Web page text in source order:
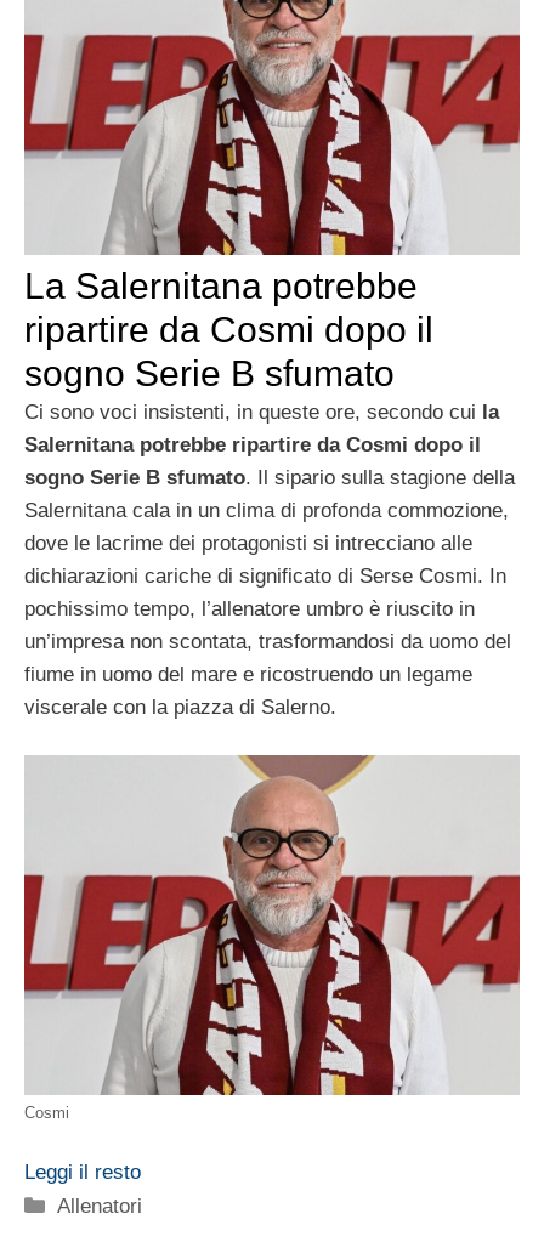
La Salernitana potrebbe
ripartire da Cosmi dopo il
sogno Serie B sfumato
Ci sono voci insistenti, in queste ore, secondo cui la
Salernitana potrebbe ripartire da Cosmi dopo il
sogno Serie B sfumato. Il sipario sulla stagione della
Salernitana cala in un clima di profonda commozione,
dove le lacrime dei protagonisti si intrecciano alle
dichiarazioni cariche di significato di Serse Cosmi. In
pochissimo tempo, l’allenatore umbro è riuscito in
un’impresa non scontata, trasformandosi da uomo del
fiume in uomo del mare e ricostruendo un legame
viscerale con la piazza di Salerno.
Cosmi
Leggi il resto
Categorie
Allenatori